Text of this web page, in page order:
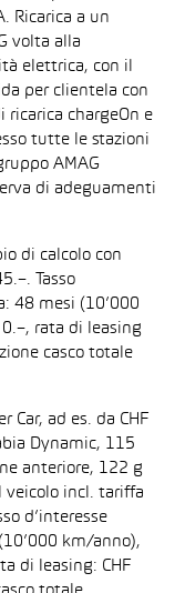
Ricarica a un
volta alla
elettrica, con il
per clientela con
ricarica chargeOn e
tutte le stazioni
AMAG
di adeguamenti
di calcolo con
Tasso
48 mesi (10’000
rata di leasing
casco totale
Car, ad es. da CHF
Dynamic, 115
anteriore, 122 g
veicolo incl. tariffa
d’interesse
km/anno),
di leasing: CHF